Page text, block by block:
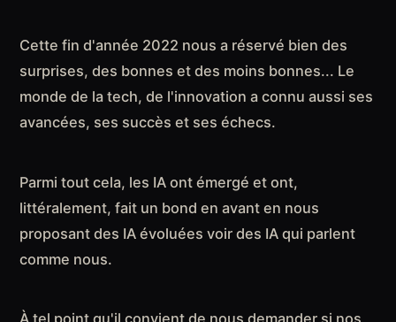
Cette fin d'année 2022 nous a réservé bien des
surprises, des bonnes et des moins bonnes... Le
monde de la tech, de l'innovation a connu aussi ses
avancées, ses succès et ses échecs.
Parmi tout cela, les IA ont émergé et ont,
littéralement, fait un bond en avant en nous
proposant des IA évoluées voir des IA qui parlent
comme nous.